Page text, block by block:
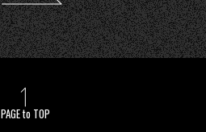
PAGE to TOP